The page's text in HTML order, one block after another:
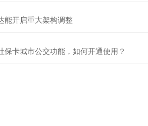
能开启重大架构调整
保卡城市公交功能，如何开通使用？